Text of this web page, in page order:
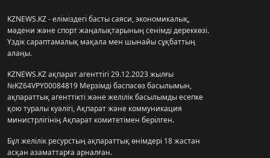
KZNEWS.KZ - еліміздегі басты саяси, экономикалық,
мәдени және спорт жаңалықтарының сенімді дереккөзі.
Үздік сараптамалық мақала мен шынайы сұқбаттың
алаңы.
KZNEWS.KZ ақпарат агенттігі 29.12.2023 жылғы
№KZ64VPY00084819 Мерзімді баспасөз басылымын,
ақпараттық агенттікті және желілік басылымды есепке
қою туралы куәлігі, Ақпарат және коммуникация
министрлігінің Ақпарат комитетімен берілген.
Бұл желілік ресурстың ақпараттық өнімдері 18 жастан
асқан азаматтарға арналған.